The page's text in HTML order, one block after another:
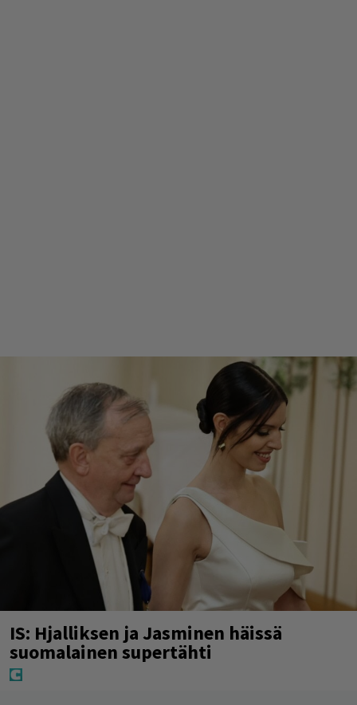
IS: Hjalliksen ja Jasminen häissä
suomalainen supertähti